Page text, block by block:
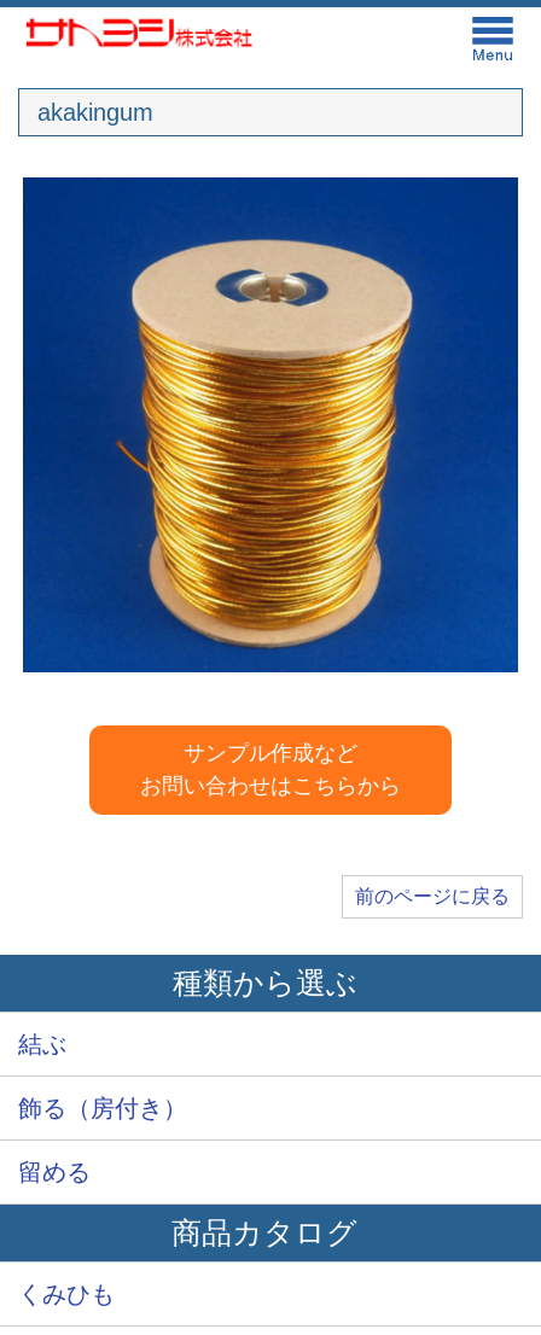
akakingum
サンプル作成など
お問い合わせはこちらから
前のページに戻る
種類から選ぶ
結ぶ
飾る（房付き）
留める
商品カタログ
くみひも